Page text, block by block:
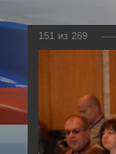
О центре
151 из 269